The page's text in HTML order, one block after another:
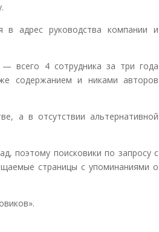
в адрес руководства компании и
всего 4 сотрудника за три года
содержанием и никами авторов
а в отсутствии альтернативной
поэтому поисковики по запросу с
страницы с упоминаниями о